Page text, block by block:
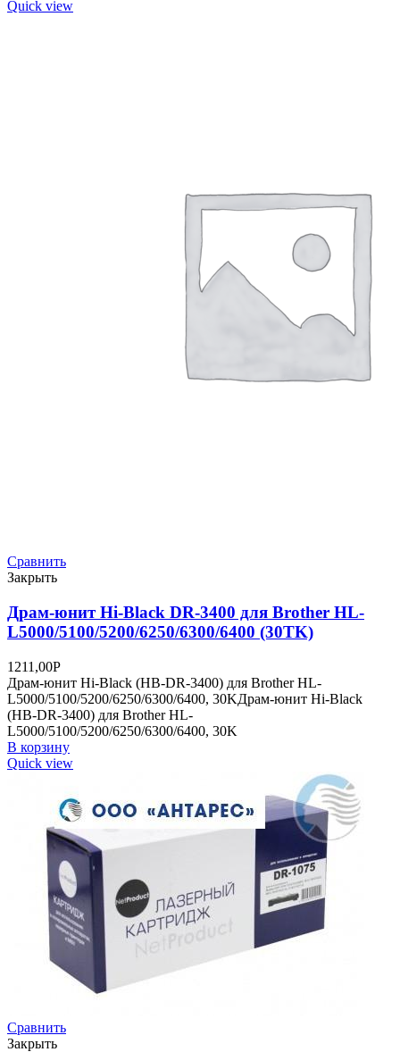
Quick view
Сравнить
Закрыть
Драм-юнит Hi-Black DR-3400 для Brother HL-
L5000/5100/5200/6250/6300/6400 (30TK)
1211,00Р
Драм-юнит Hi-Black (HB-DR-3400) для Brother HL-
L5000/5100/5200/6250/6300/6400, 30KДрам-юнит Hi-Black
(HB-DR-3400) для Brother HL-
L5000/5100/5200/6250/6300/6400, 30K
В корзину
Quick view
Сравнить
Закрыть